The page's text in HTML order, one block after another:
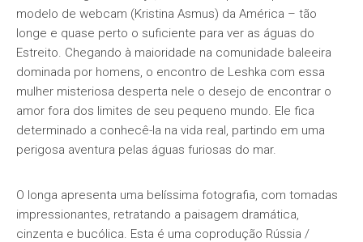
modelo de webcam (Kristina Asmus) da América – tão
longe e quase perto o suficiente para ver as águas do
Estreito. Chegando à maioridade na comunidade baleeira
dominada por homens, o encontro de Leshka com essa
mulher misteriosa desperta nele o desejo de encontrar o
amor fora dos limites de seu pequeno mundo. Ele fica
determinado a conhecê-la na vida real, partindo em uma
perigosa aventura pelas águas furiosas do mar.
O longa apresenta uma belíssima fotografia, com tomadas
impressionantes, retratando a paisagem dramática,
cinzenta e bucólica. Esta é uma coprodução Rússia /